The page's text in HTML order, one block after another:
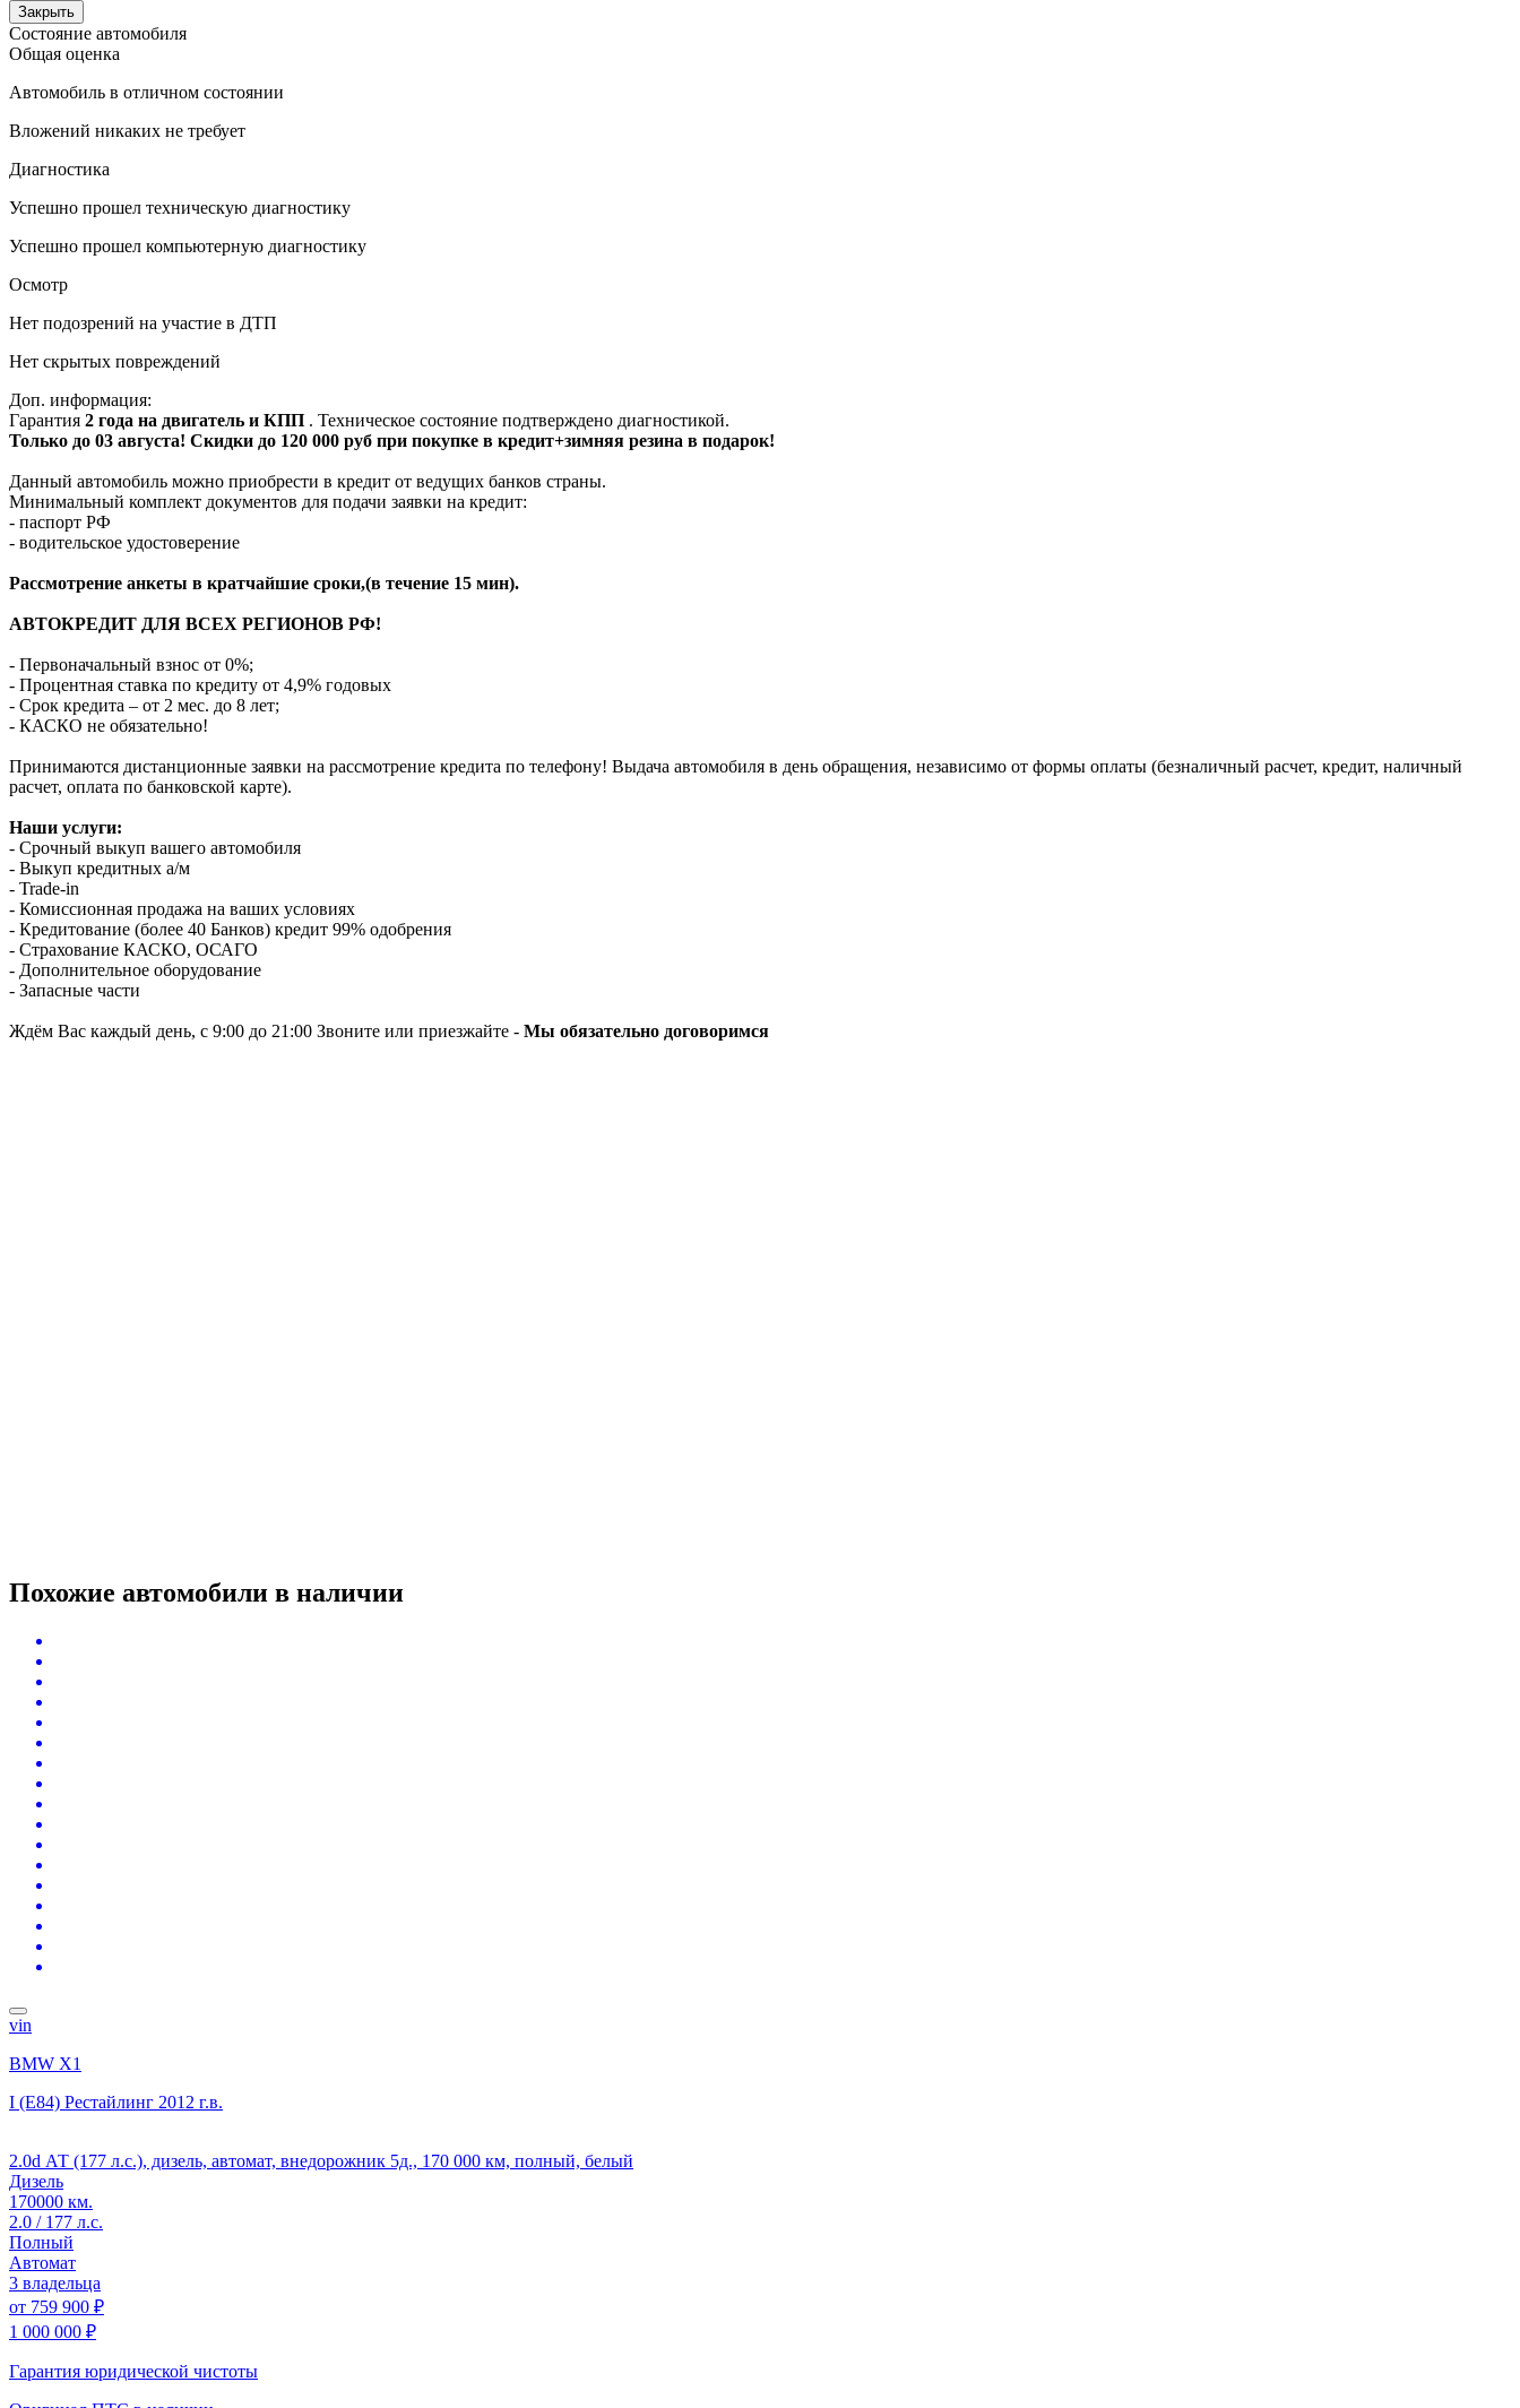
Закрыть
Состояние автомобиля
Общая оценка
Автомобиль в отличном состоянии
Вложений никаких не требует
Диагностика
Успешно прошел техническую диагностику
Успешно прошел компьютерную диагностику
Осмотр
Нет подозрений на участие в ДТП
Нет скрытых повреждений
Доп. информация:
Гарантия 2 года на двигатель и КПП . Техническое состояние подтверждено диагностикой.
Только до 03 августа! Скидки до 120 000 руб при покупке в кредит+зимняя резина в подарок!
Данный автомобиль можно приобрести в кредит от ведущих банков страны.
Минимальный комплект документов для подачи заявки на кредит:
- паспорт РФ
- водительское удостоверение
Рассмотрение анкеты в кратчайшие сроки,(в течение 15 мин).
АВТОКРЕДИТ ДЛЯ ВСЕХ РЕГИОНОВ РФ!
- Первоначальный взнос от 0%;
- Процентная ставка по кредиту от 4,9% годовых
- Срок кредита – от 2 мес. до 8 лет;
- КАСКО не обязательно!
Принимаются дистанционные заявки на рассмотрение кредита по телефону! Выдача автомобиля в день обращения, независимо от формы оплаты (безналичный расчет, кредит, наличный
расчет, оплата по банковской карте).
Наши услуги:
- Срочный выкуп вашего автомобиля
- Выкуп кредитных а/м
- Trade-in
- Комиссионная продажа на ваших условиях
- Кредитование (более 40 Банков) кредит 99% одобрения
- Страхование КАСКО, ОСАГО
- Дополнительное оборудование
- Запасные части
Ждём Вас каждый день, с 9:00 до 21:00 Звоните или приезжайте - Мы обязательно договоримся
Похожие автомобили в наличии
vin
BMW X1
I (E84) Рестайлинг 2012 г.в.
2.0d АТ (177 л.с.), дизель, автомат, внедорожник 5д., 170 000 км, полный, белый
Дизель
170000 км.
2.0 / 177 л.с.
Полный
Автомат
3 владельца
от 759 900 ₽
1 000 000 ₽
Гарантия юридической чистоты